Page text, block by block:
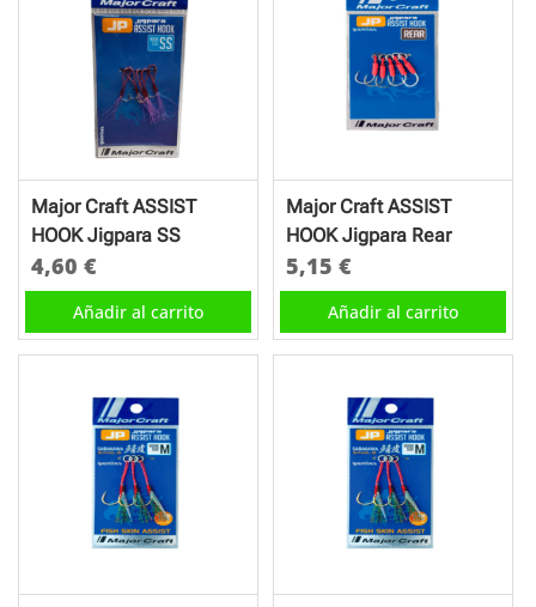
Major Craft ASSIST
HOOK Jigpara SS
4,60 €
Añadir al carrito
Major Craft ASSIST
HOOK Jigpara Rear
5,15€
Añadir al carrito